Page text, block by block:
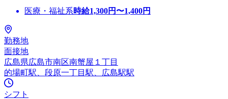
医療・福祉系時給1,300円〜1,400円
勤務地
面接地
広島県広島市南区南蟹屋１丁目
的場町駅、段原一丁目駅、広島駅駅
シフト